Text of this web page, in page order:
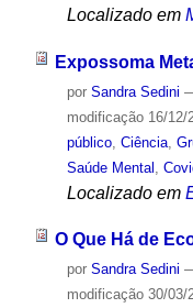
Localizado em
Expossoma
por Sandra Sedini
modificação16/12/
público, Ciência,
Saúde Mental
Localizado em
O Que Há de
por Sandra Sedini
modificação30/03/